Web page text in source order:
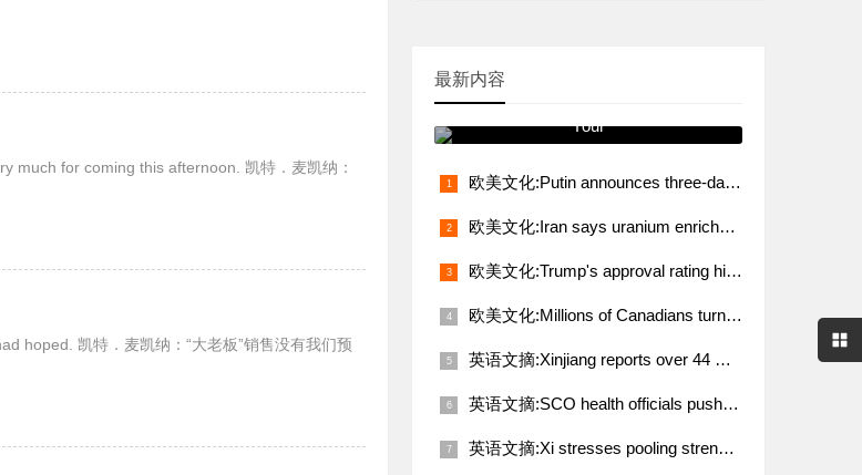
much for coming this afternoon. 凯特．麦凯纳：
hoped. 凯特．麦凯纳：“大老板”销售没有我们预
最新内容
跟我学发音 You Will See It on
Your
欧美文化:Putin announces three-day truce from midnight May 8
欧美文化:Iran says uranium enrichment, sanctions relief non-negotiable demands in talks with U.S.
欧美文化:Trump's approval rating hits lowest level in 80 years
欧美文化:Millions of Canadians turn up for voting amid Trump's fresh threat
英语文摘:Xinjiang reports over 44 million tourist visits in Q1
英语文摘:SCO health officials push for deeper coordination toward better future
英语文摘:Xi stresses pooling strength of working people for rejuvenation of Chinese nation